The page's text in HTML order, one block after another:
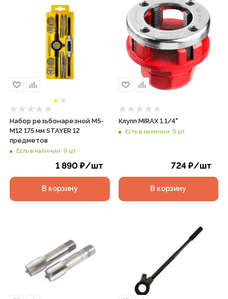
Набор резьбонарезной М5-
М12 175 мм STAYER 12
предметов
Есть в наличии: 9 шт
1 890₽/шт
В корзину
Клупп MIRAX 1.1/4"
Есть в наличии: 9 шт
724 ₽/шт
В корзину